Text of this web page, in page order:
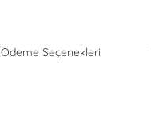
Ödeme Seçenekleri